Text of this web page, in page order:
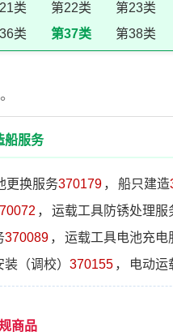
类 第22类 第23类
类 第37类 第38类
船服务
更换服务370179 ， 船只建造
， 运载工具防锈处理服
370089 ， 运载工具电池充电
（调校） 370155 ， 电动运
商品